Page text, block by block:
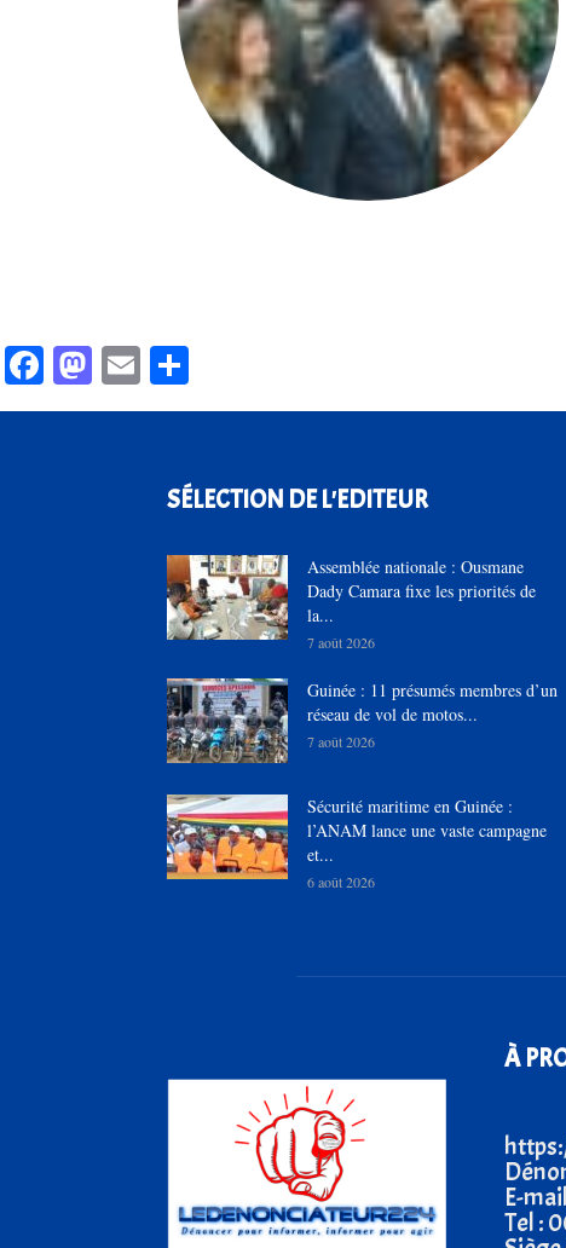
Facebook
Mastodon
Email
SÉLECTION DE L'EDITEUR
Assemblée nationale : Ousmane
Dady Camara fixe les priorités de
la...
7 août 2026
Guinée : 11 présumés membres d’un
réseau de vol de motos...
7 août 2026
Sécurité maritime en Guinée :
l’ANAM lance une vaste campagne
et...
6 août 2026
À
E-
Tel :